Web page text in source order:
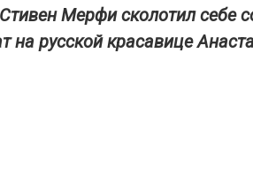
Мерфи сколотил себе
на русской красавице